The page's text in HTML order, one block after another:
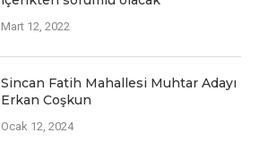
Mart 12, 2022
Sincan Fatih Mahallesi Muhtar Adayı
Erkan Coşkun
Ocak 12, 2024